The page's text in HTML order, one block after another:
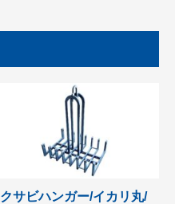
クサビハンガー/イカリ丸/